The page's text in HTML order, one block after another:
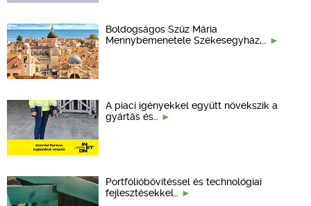
Boldogságos Szűz Mária
Mennybemenetele Székesegyház,…
A piaci igényekkel együtt növekszik a
gyártás és…
Portfólióbővítéssel és technológiai
fejlesztésekkel…